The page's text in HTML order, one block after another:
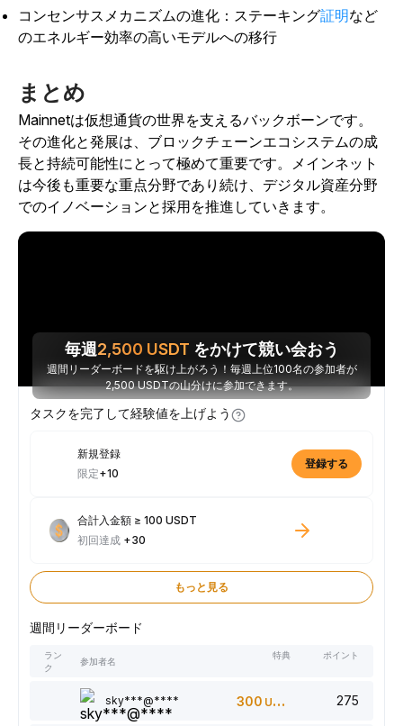
コンセンサスメカニズムの進化：ステーキング証明など
のエネルギー効率の高いモデルへの移行
まとめ
Mainnetは仮想通貨の世界を支えるバックボーンです。
その進化と発展は、ブロックチェーンエコシステムの成
長と持続可能性にとって極めて重要です。メインネット
は今後も重要な重点分野であり続け、デジタル資産分野
でのイノベーションと採用を推進していきます。
毎週2,500 USDT をかけて競い会おう
週間リーダーボードを駆け上がろう！毎週上位100名の参加者が
2,500 USDTの山分けに参加できます。
タスクを完了して経験値を上げよう
新規登録
限定+10
登録する
合計入金額 ≥ 100 USDT
初回達成 +30
もっと見る
週間リーダーボード
ラン
ク
参加者名
特典 ポイント
sky***@**** 300 USDT 275